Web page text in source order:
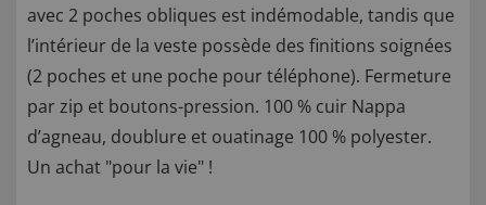
avec 2 poches obliques est indémodable, tandis que
l’intérieur de la veste possède des finitions soignées
(2 poches et une poche pour téléphone). Fermeture
par zip et boutons-pression. 100 % cuir Nappa
d’agneau, doublure et ouatinage 100 % polyester.
Un achat "pour la vie" !